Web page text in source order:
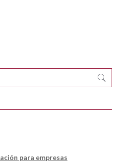
para empresas